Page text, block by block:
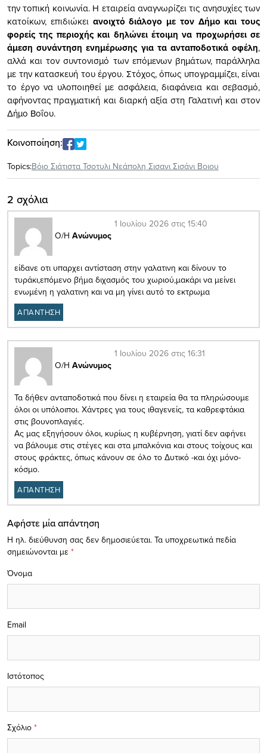
την τοπική κοινωνία. Η εταιρεία αναγνωρίζει τις ανησυχίες των
κατοίκων, επιδιώκει ανοιχτό διάλογο με τον Δήμο και τους
φορείς της περιοχής και δηλώνει έτοιμη να προχωρήσει σε
άμεση συνάντηση ενημέρωσης για τα ανταποδοτικά οφέλη,
αλλά και τον συντονισμό των επόμενων βημάτων, παράλληλα
με την κατασκευή του έργου. Στόχος, όπως υπογραμμίζει, είναι
το έργο να υλοποιηθεί με ασφάλεια, διαφάνεια και σεβασμό,
αφήνοντας πραγματική και διαρκή αξία στη Γαλατινή και στον
Δήμο Βοΐου.
Κοινοποίηση:
Topics:Βόιο Σιάτιστα Τσοτυλι Νεάπολη Σισανι Σισάνι Βοιου
2 σχόλια
Ο/Η Ανώνυμος
1 Ιουλίου 2026 στις 15:40
είδανε οτι υπαρχει αντίσταση στην γαλατινη και δίνουν το
τυράκι,επόμενο βήμα διχασμός του χωριού,μακάρι να μείνει
ενωμένη η γαλατινη και να μη γίνει αυτό το εκτρωμα
ΑΠΑΝΤΗΣΗ
Ο/Η Ανώνυμος
1 Ιουλίου 2026 στις 16:31
Τα δήθεν ανταποδοτικά που δίνει η εταιρεία θα τα πληρώσουμε
όλοι οι υπόλοιποι. Χάντρες για τους ιθαγενείς, τα καθρεφτάκια
στις βουνοπλαγιές.
Ας μας εξηγήσουν όλοι, κυρίως η κυβέρνηση, γιατί δεν αφήνει
να βάλουμε στις στέγες και στα μπαλκόνια και στους τοίχους και
στους φράκτες, όπως κάνουν σε όλο το Δυτικό -και όχι μόνο-
κόσμο.
ΑΠΑΝΤΗΣΗ
Αφήστε μία απάντηση
Η ηλ. διεύθυνση σας δεν δημοσιεύεται. Τα υποχρεωτικά πεδία
σημειώνονται με *
Σχόλιο *
Όνομα
Email
Ιστότοπος